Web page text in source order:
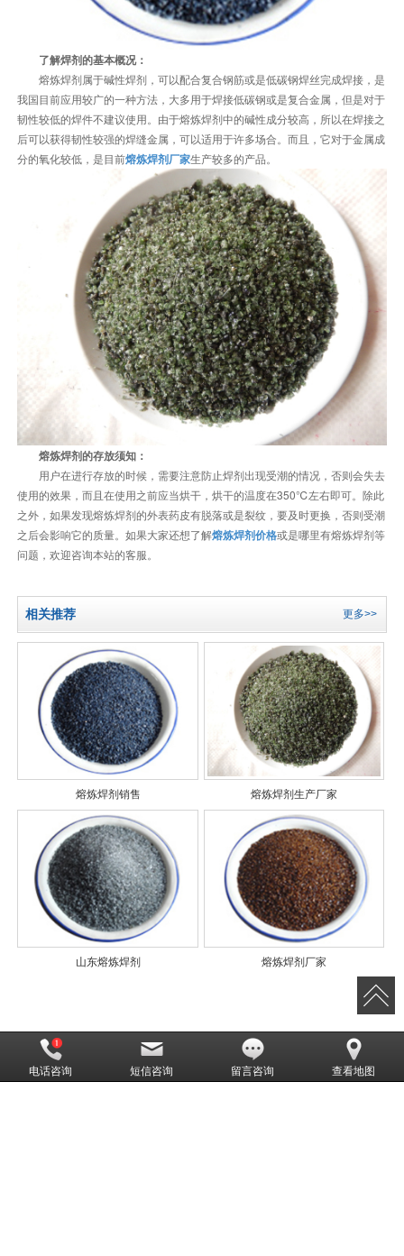
了解焊剂的基本概况：
熔炼焊剂属于碱性焊剂，可以配合复合钢筋或是低碳钢焊丝完成焊接，是
我国目前应用较广的一种方法，大多用于焊接低碳钢或是复合金属，但是对于
韧性较低的焊件不建议使用。由于熔炼焊剂中的碱性成分较高，所以在焊接之
后可以获得韧性较强的焊缝金属，可以适用于许多场合。而且，它对于金属成
分的氧化较低，是目前熔炼焊剂厂家生产较多的产品。
熔炼焊剂的存放须知：
用户在进行存放的时候，需要注意防止焊剂出现受潮的情况，否则会失去
使用的效果，而且在使用之前应当烘干，烘干的温度在350℃左右即可。除此
之外，如果发现熔炼焊剂的外表药皮有脱落或是裂纹，要及时更换，否则受潮
之后会影响它的质量。如果大家还想了解熔炼焊剂价格或是哪里有熔炼焊剂等
问题，欢迎咨询本站的客服。
更多>>
相关推荐
熔炼焊剂销售 熔炼焊剂生产厂家
山东熔炼焊剂 熔炼焊剂厂家
济南市固金焊材有限公司（原莱芜固金焊接材料有限公司）热线：
13806343776 是经市政府招商引资成立，专业研制和生产埋弧自动焊剂的企
电话咨询 短信咨询 留言咨询 查看地图